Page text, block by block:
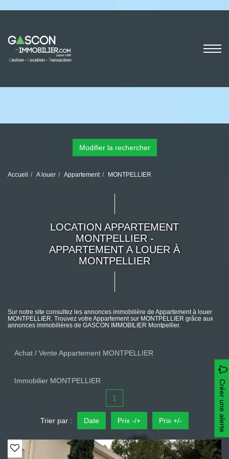
Modifier la rechercher
Accueil A louer Appartement MONTPELLIER
LOCATION APPARTEMENT
MONTPELLIER -
APPARTEMENT A LOUER À
MONTPELLIER
Sur notre site consultez les annonces immobilière de Appartement à louer
MONTPELLIER. Trouvez votre Appartement sur MONTPELLIER grâce aux
annonces immobilières de GASCON IMMOBILIER Montpellier.
Achat / Vente Appartement MONTPELLIER
Immobilier MONTPELLIER Créer une alerte
1
Trier par : Date Prix -/+ Prix +/-